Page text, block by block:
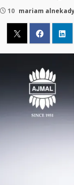
mariam 10 فبراير، 2025